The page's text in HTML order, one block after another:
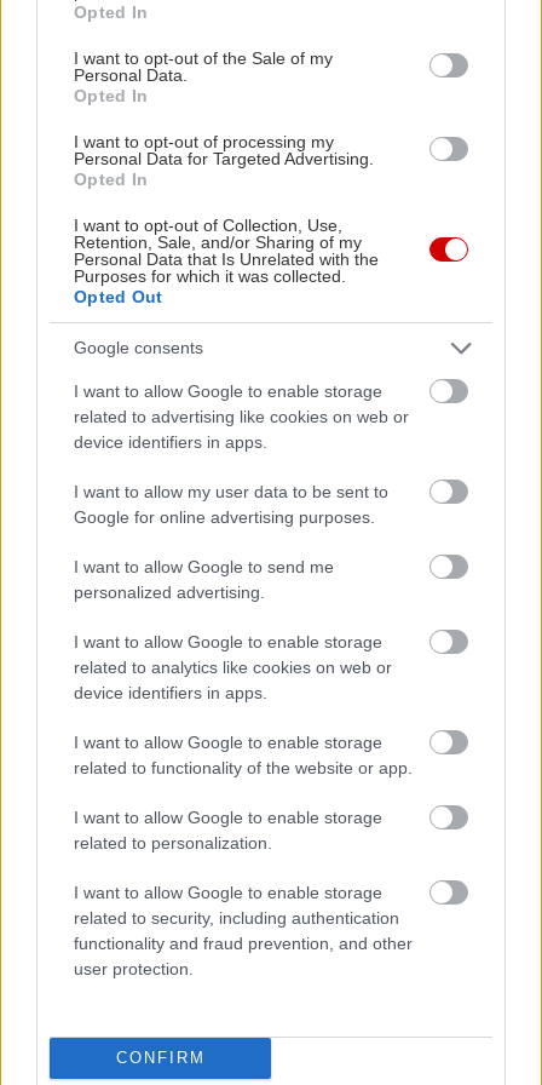
use your data for below specified purposes in below Google
consent section.
Opted In
I want to opt-out of the Sale of my
Personal Data.
Opted In
I want to opt-out of processing my
Personal Data for Targeted Advertising.
Opted In
I want to opt-out of Collection, Use,
Retention, Sale, and/or Sharing of my
Personal Data that Is Unrelated with the
Purposes for which it was collected.
Opted Out
Google consents
I want to allow Google to enable storage
related to advertising like cookies on web or
device identifiers in apps.
I want to allow my user data to be sent to
Google for online advertising purposes.
I want to allow Google to send me
personalized advertising.
I want to allow Google to enable storage
related to analytics like cookies on web or
device identifiers in apps.
I want to allow Google to enable storage
related to functionality of the website or app.
I want to allow Google to enable storage
related to personalization.
I want to allow Google to enable storage
related to security, including authentication
functionality and fraud prevention, and other
user protection.
CONFIRM
όσο οι γύρω σας θα λένε «πω, τι κομματάρα έβαλε
το άτομο».
για να πάτε στην παρέλαση
Κι αυτό γιατί η παρέλαση λαμβάνει χώρα στο
Μοσχάτο ή στο καρναβάλι των Φαρσάλων και
εσείς δεν είστε βέρα Ριοντετζανεϊριώτισσα. Είστε
μια λευκή από το Αντίρριο με αποτυχημένο
σολάριουμ και κυτταρίτιδα και κουνάτε πέρα-δόθε
καμιά εικοσαριά κιλά παραπάνω από το κανονικό
(δεν το λέμε εμείς, τα ποσοστά παχυσαρκίας στην
χώρα μας το λένε).
*Μην σκέφτεστε στα σοβαρά όλα τα παραπάνω
Αποτελούν προσωπικές απόψεις του συντάκτη και
σε καμία περίπτωση δεν έχουν σκοπό να σας
χαλάσουν τις Απόκριες. Αν δεν σας ενοχλεί τίποτα
από τα παραπάνω, ας είναι, παραβείτε τις
εντολές, δεν θα σας παρεξηγήσουμε. Αντίθετα,
ευχόμαστε να πάτε σε όσα αποκριάτικα πάρτι
μπορείτε και να σκάσει και λίγο το χειλάκι σας.
Αυτός άλλωστε είναι και ο σκοπός του
όλα στα σοβαρά.